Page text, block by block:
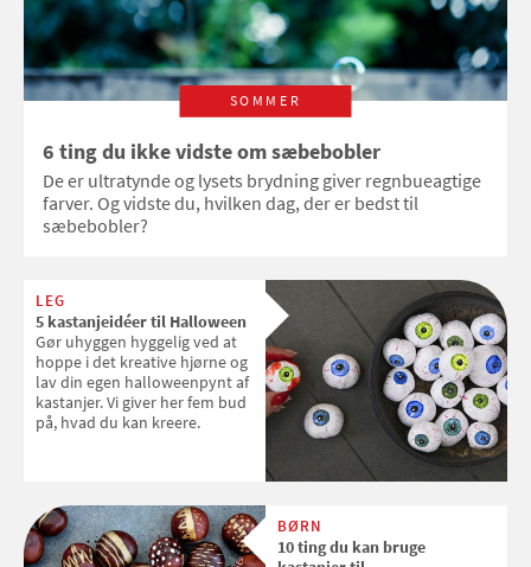
SOMMER
6 ting du ikke vidste om sæbebobler
De er ultratynde og lysets brydning giver regnbueagtige
farver. Og vidste du, hvilken dag, der er bedst til
sæbebobler?
LEG
5 kastanjeidéer til Halloween
Gør uhyggen hyggelig ved at
hoppe i det kreative hjørne og
lav din egen halloweenpynt af
kastanjer. Vi giver her fem bud
på, hvad du kan kreere.
BØRN
10 ting du kan bruge